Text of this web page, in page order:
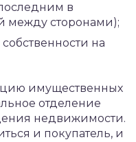
в
между сторонами);
на
имущественных
отделение
недвижимости.
и покупатель, и